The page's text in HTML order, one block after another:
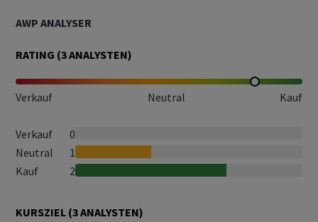
AWP ANALYSER
RATING (3ANALYSTEN)
Verkauf Neutral Kauf
Verkauf
0
Neutral
1
Kauf
2
KURSZIEL (3ANALYSTEN)